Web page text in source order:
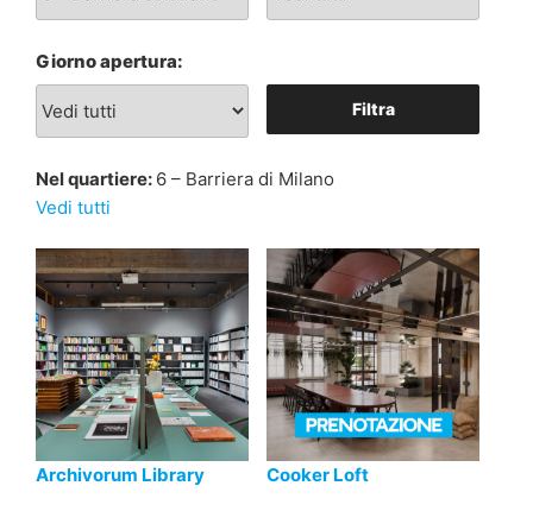
Giorno apertura:
Filtra
Nel quartiere: 6 – Barriera di Milano
Vedi tutti
Archivorum Library Cooker Loft